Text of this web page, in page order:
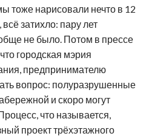
тоже нарисовали нечто в 12
затихло: пару лет
не было. Потом в прессе
городская мэрия
предпринимателю
вопрос: полуразрушенные
и скоро могут
что называется,
проект трёхэтажного